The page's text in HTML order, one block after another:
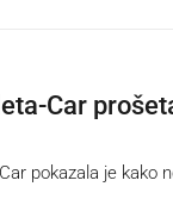
Car
pokazala je kako